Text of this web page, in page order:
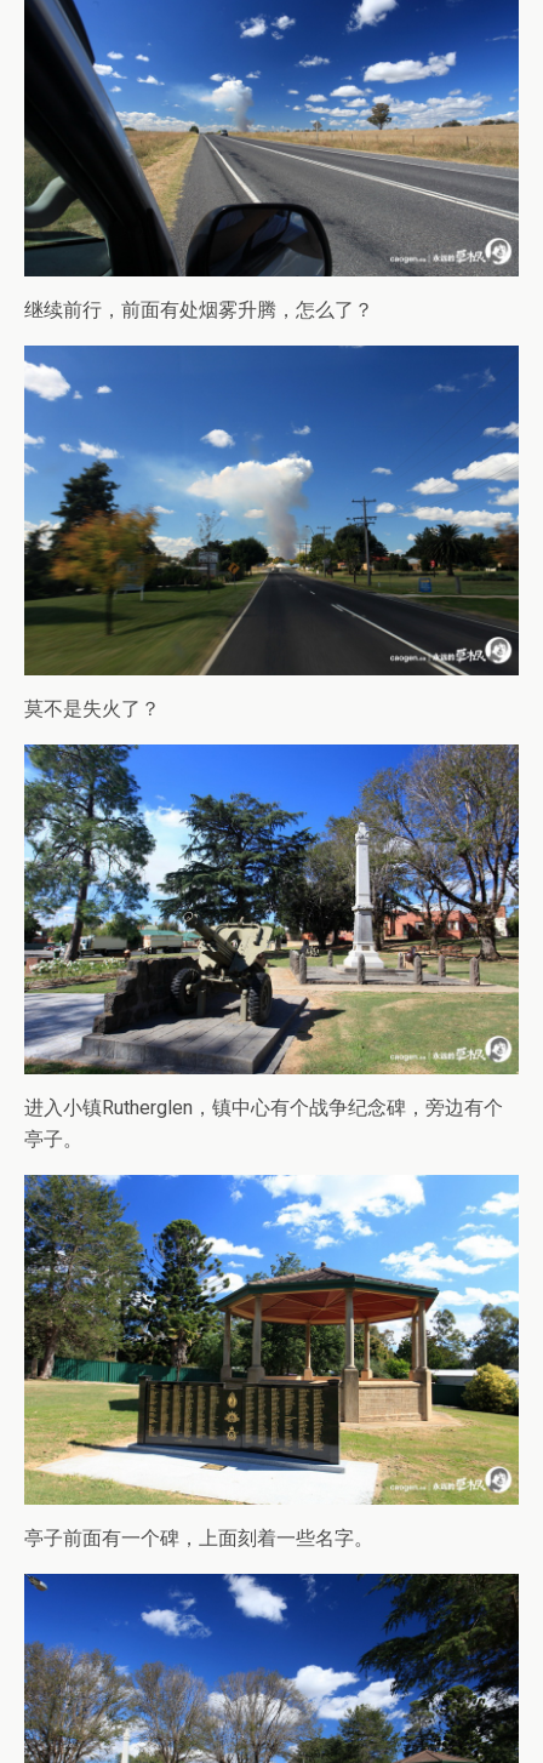
继续前行，前面有处烟雾升腾，怎么了？
莫不是失火了？
进入小镇Rutherglen，镇中心有个战争纪念碑，旁边有个
亭子。
亭子前面有一个碑，上面刻着一些名字。